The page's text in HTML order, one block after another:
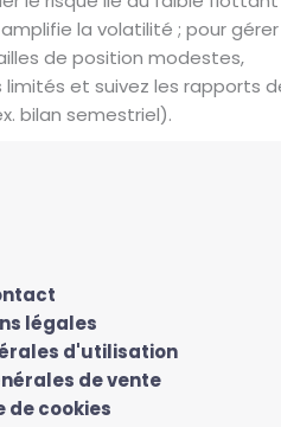
la volatilité ; pour
de position modestes,
limités et suivez les rapports
bilan semestriel).
légales
d'utilisation
de vente
de cookies